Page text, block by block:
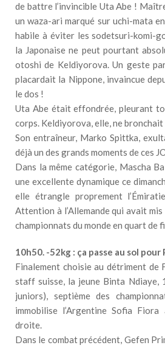
de battre l’invincible Uta Abe !
un waza-ari marqué sur uchi-mata
habile à éviter les sodetsuri-komi-
la Japonaise ne peut pourtant
otoshi de Keldiyorova. Un geste
placardait la Nippone, invaincue
le dos !
Uta Abe était effondrée, pleurant
corps. Keldiyorova, elle, ne bronchait
Son entraîneur, Marko Spittka,
déjà un des grands moments de ces
Dans la même catégorie, Mascha
une excellente dynamique ce
elle étrangle proprement
Attention à l’Allemande qui avait
championnats du monde en quart de
10h50. -52kg : ça passe au sol pour
Finalement choisie au détriment de
staff suisse, la jeune Binta Ndiaye,
juniors), septième des
immobilise l’Argentine Sofia
droite.
Dans le combat précédent, Gefen